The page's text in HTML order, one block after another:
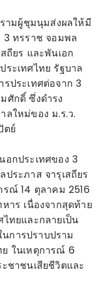
ามผู้ชุมนุมส่งผลให้มี
3 ทรราช จอมพล
ถียร และพันเอก
ะเทศไทย รัฐบาล
ประเทศต่อจาก 3
ศักดิ์ ซึ่งดำรง
ลใหม่ของ ม.ร.ว.
ตย์
อกประเทศของ 3
ระภาส จารุเสถียร
ณ์ 14 ตุลาคม 2516
าร เนื่องจากสุดท้าย
ทยและกลายเป็น
การปราบปราม
ในเหตุการณ์ 6
ชาชนเสียชีวิตและ